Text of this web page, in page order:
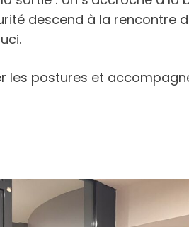
descend à la rencontre
postures et